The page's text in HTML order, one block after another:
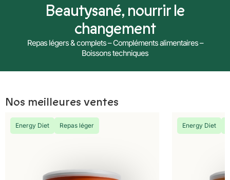
Beautysané, nourrir le
changement
Repas légers & complets – Compléments alimentaires –
Boissons techniques
Nos meilleures ventes
Energy Diet Repas léger Energy Diet